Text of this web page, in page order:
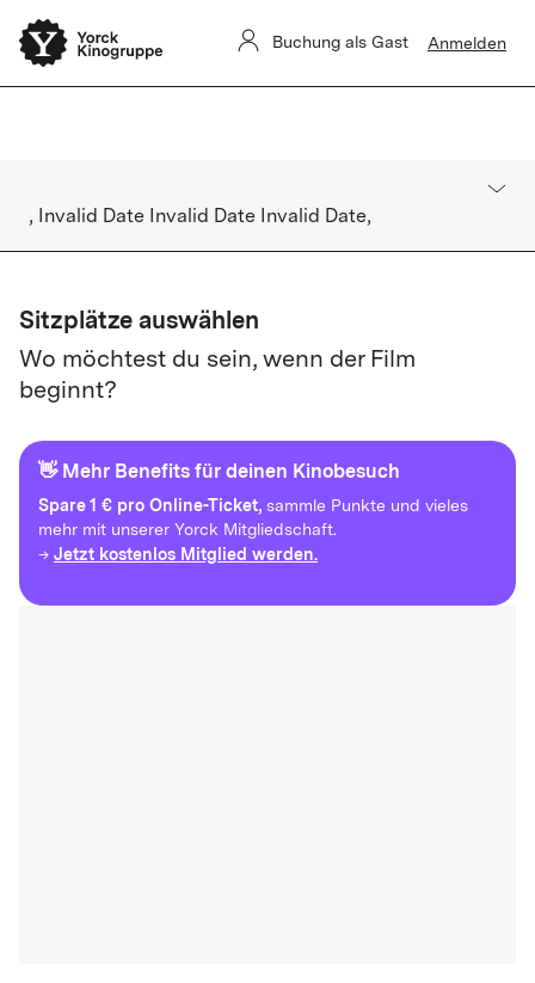
DasSommerkino Kulturforum
keine Restkarten vor Ort.
Buchung als Gast Anmelden
, Invalid Date Invalid Date Invalid Date,
Sitzplätze auswählen
Wo möchtest du sein, wenn der Film
beginnt?
👋 Mehr Benefits für deinen Kinobesuch
Spare1 € pro Online-Ticket, sammle Punkte und vieles
mehr mit unserer Yorck Mitgliedschaft.
→ Jetzt kostenlos Mitglied werden.